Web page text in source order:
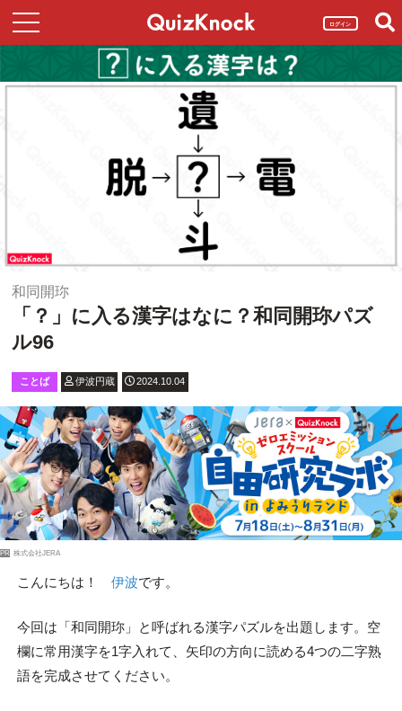
ログイン
和同開珎
「？」に入る漢字はなに？和同開珎パズ
ル96
ことば 伊波円蔵 2024.10.04
PR 株式会社JERA
こんにちは！ 伊波です。
今回は「和同開珎」と呼ばれる漢字パズルを出題します。空
欄に常用漢字を1字入れて、矢印の方向に読める4つの二字熟
語を完成させてください。